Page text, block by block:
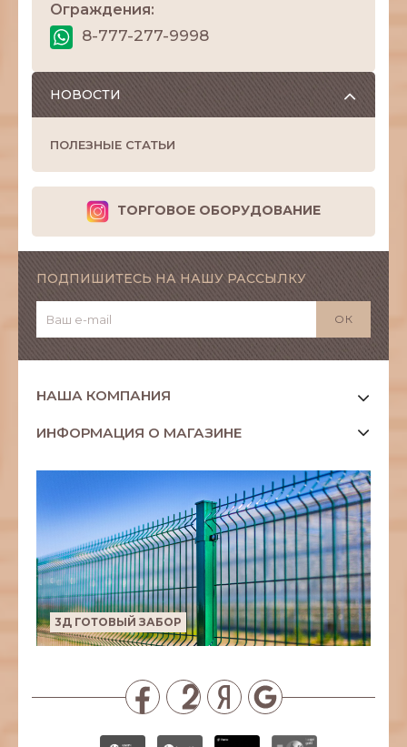
Ограждения:
8-777-277-9998
НОВОСТИ
ПОЛЕЗНЫЕ СТАТЬИ
ТОРГОВОЕ ОБОРУДОВАНИЕ
ПОДПИШИТЕСЬ НА НАШУ РАССЫЛКУ
НАША КОМПАНИЯ
ИНФОРМАЦИЯ О МАГАЗИНЕ
3Д ГОТОВЫЙ ЗАБОР